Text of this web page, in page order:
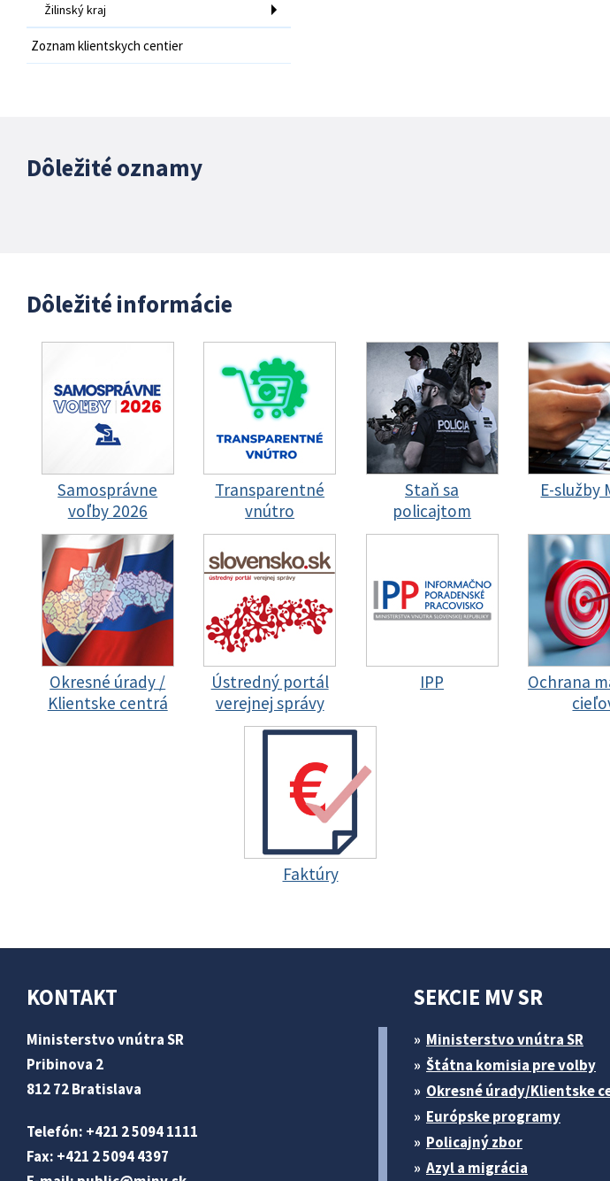
Žilinský kraj
Zoznam klientskych centier
Dôležité oznamy
Dôležité informácie
Samosprávne
voľby 2026
Transparentné
vnútro
Staň sa
policajtom
E-služby
Okresné úrady /
Klientske centrá
Ústredný portál
verejnej správy
IPP
Ochrana
Faktúry
KONTAKT
Ministerstvo vnútra SR
Pribinova 2
812 72 Bratislava
Telefón: +421 2 5094 1111
Fax: +421 2 5094 4397
SEKCIE MV SR
Ministerstvo vnútra SR
Štátna komisia pre volby
Okresné úrady/Klientske
Európske programy
Policajný zbor
Azyl a migrácia